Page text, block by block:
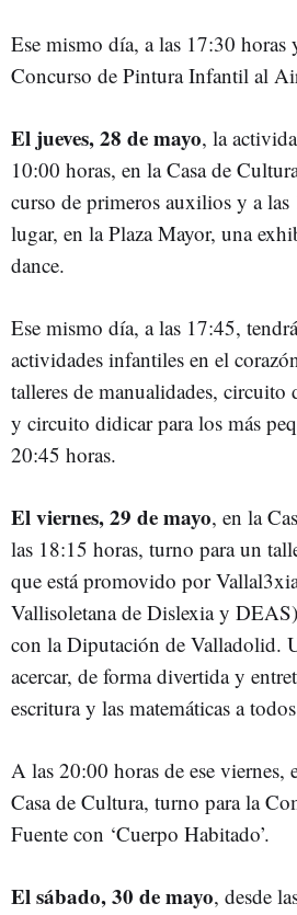
Ese mismo día, a las 17:30 horas
Concurso de Pintura Infantil al
El jueves, 28 de mayo, la
10:00 horas, en la Casa de
curso de primeros auxilios y a las
lugar, en la Plaza Mayor, una
dance.
Ese mismo día, a las 17:45,
actividades infantiles en el
talleres de manualidades, circuito
y circuito didicar para los más
20:45 horas.
El viernes, 29 de mayo, en la
las 18:15 horas, turno para un
que está promovido por
Vallisoletana de Dislexia y
con la Diputación de Valladolid.
acercar, de forma divertida y
escritura y las matemáticas a
A las 20:00 horas de ese
Casa de Cultura, turno para la
Fuente con ‘Cuerpo Habitado’.
El sábado, 30 de mayo, desde